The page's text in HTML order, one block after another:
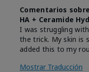
Comentarios
HA + Ceramide
I was struggling
the trick. My skin is
added this to my
Mostrar Traducción